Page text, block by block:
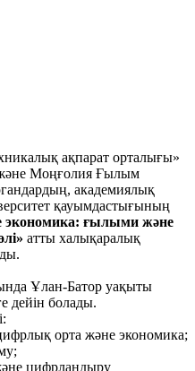
ақпарат орталығы»
Моңғолия Ғылым
академиялық
қауымдастығының
экономика: ғылыми және
атты халықаралық
Ұлан-Батор уақыты
дейін болады.
орта және экономика;
цифрландыру